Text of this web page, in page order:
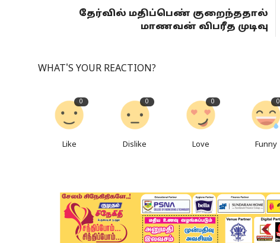
தேர்வில் மதிப்பெண் குறைந்ததால்
மாணவன் விபரீத முடிவு
WHAT'S YOUR REACTION?
0
Like
0
Dislike
0
Love
0
Funny